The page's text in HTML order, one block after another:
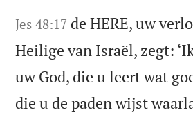
Jes 48:17 de HERE, uw
Heilige van Israël, zegt:
uw God, die u leert wat
die u de paden wijst